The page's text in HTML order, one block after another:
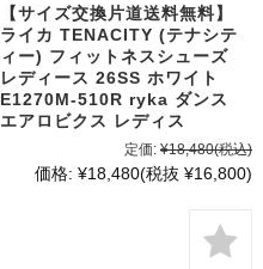
【サイズ交換片道送料無料】
ライカ TENACITY (テナシテ
ィー) フィットネスシューズ
レディース 26SS ホワイト
E1270M-510R ryka ダンス
エアロビクス レディス
定価: ¥18,480(税込)
価格: ¥18,480(税抜 ¥16,800)